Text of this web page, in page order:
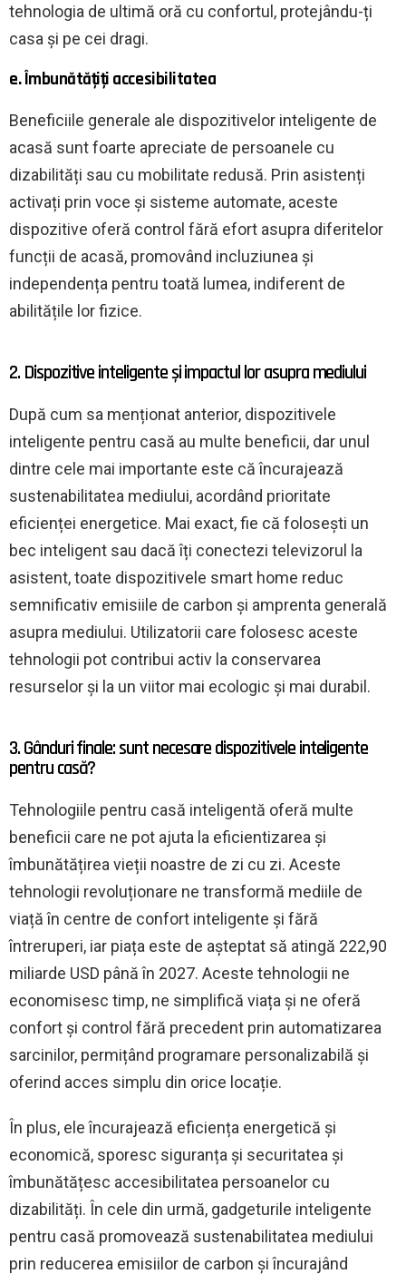
tehnologia de ultimă oră cu confortul, protejându-ți
casa și pe cei dragi.
e. Îmbunătățiți accesibilitatea
Beneficiile generale ale dispozitivelor inteligente de
acasă sunt foarte apreciate de persoanele cu
dizabilități sau cu mobilitate redusă. Prin asistenți
activați prin voce și sisteme automate, aceste
dispozitive oferă control fără efort asupra diferitelor
funcții de acasă, promovând incluziunea și
independența pentru toată lumea, indiferent de
abilitățile lor fizice.
2. Dispozitive inteligente și impactul lor asupra mediului
După cum sa menționat anterior, dispozitivele
inteligente pentru casă au multe beneficii, dar unul
dintre cele mai importante este că încurajează
sustenabilitatea mediului, acordând prioritate
eficienței energetice. Mai exact, fie că folosești un
bec inteligent sau dacă îți conectezi televizorul la
asistent, toate dispozitivele smart home reduc
semnificativ emisiile de carbon și amprenta generală
asupra mediului. Utilizatorii care folosesc aceste
tehnologii pot contribui activ la conservarea
resurselor și la un viitor mai ecologic și mai durabil.
3. Gânduri finale: sunt necesare dispozitivele inteligente
pentru casă?
Tehnologiile pentru casă inteligentă oferă multe
beneficii care ne pot ajuta la eficientizarea și
îmbunătățirea vieții noastre de zi cu zi. Aceste
tehnologii revoluționare ne transformă mediile de
viață în centre de confort inteligente și fără
întreruperi, iar piața este de așteptat să atingă 222,90
miliarde USD până în 2027. Aceste tehnologii ne
economisesc timp, ne simplifică viața și ne oferă
confort și control fără precedent prin automatizarea
sarcinilor, permițând programare personalizabilă și
oferind acces simplu din orice locație.
În plus, ele încurajează eficiența energetică și
economică, sporesc siguranța și securitatea și
îmbunătățesc accesibilitatea persoanelor cu
dizabilități. În cele din urmă, gadgeturile inteligente
pentru casă promovează sustenabilitatea mediului
prin reducerea emisiilor de carbon și încurajând